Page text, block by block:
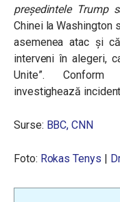
președintele Trump
Chinei la Washington
asemenea atac și
interveni în alegeri,
Unite”. Conform
investighează
Surse: BBC, CNN
Foto: Rokas Tenys |